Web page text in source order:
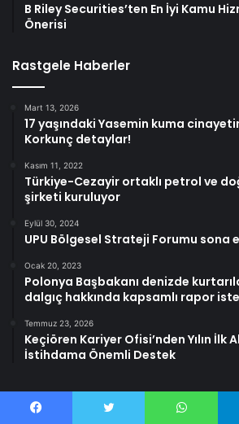
B Riley Securities’ten En İyi Kamu
Önerisi
Rastgele Haberler
Mart 13, 2026
17 yaşındaki Yasemin kuma
Korkunç detaylar!
Kasım 11, 2022
Türkiye-Cezayir ortaklı petrol ve
şirketi kuruluyor
Eylül 30, 2024
UPU Bölgesel Strateji Forumu sona
Ocak 20, 2023
Polonya Başbakanı denizde
dalgıç hakkında kapsamlı rapor
Temmuz 23, 2026
Keçiören Kariyer Ofisi’nden Yılın İlk
İstihdama Önemli Destek